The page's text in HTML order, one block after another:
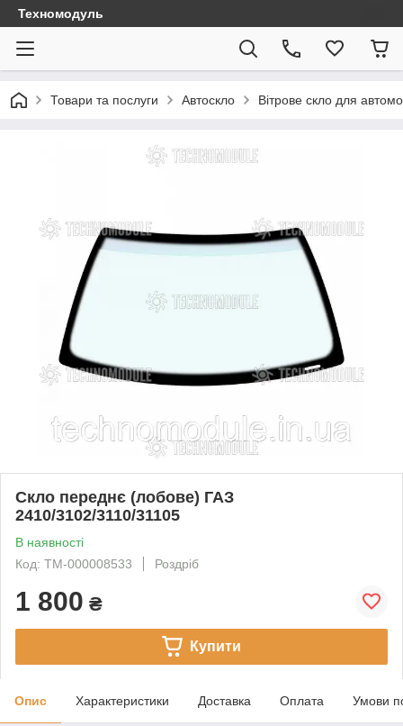
Техномодуль
Товари та послуги Автоскло Вітрове скло для
Скло переднє (лобове) ГАЗ
2410/3102/3110/31105
В наявності
Код: TM-000008533
Роздріб
1 800 ₴
Купити
Опис Характеристики Доставка Оплата Умови